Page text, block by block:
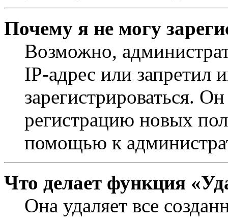
Почему я не могу
Возможно,
IP-адрес или запретил
зарегистрироваться.
регистрацию новых
помощью к
Что делает функция
Она удаляет все